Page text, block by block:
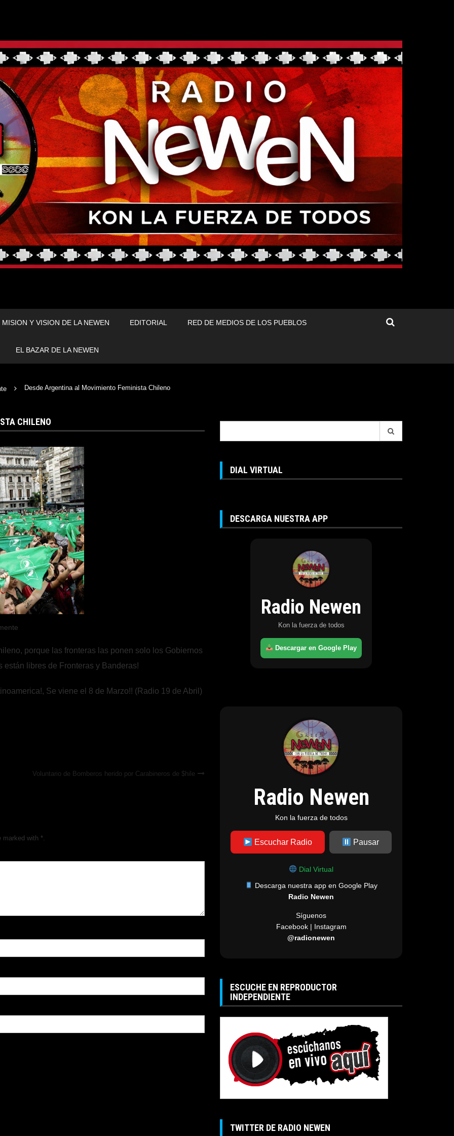
MISION Y VISION DE LA NEWEN EDITORIAL RED DE MEDIOS DE LOS PUEBLOS
EL BAZAR DE LA NEWEN
Desde Argentina al Movimiento Feminista Chileno
CHILENO
porque las fronteras las ponen solo los Gobiernos
libres de Fronteras y Banderas!
Se viene el 8 de Marzo!! (Radio 19 de Abril)
Voluntario de Bomberos herido por Carabineros de $hile
marked with *.
DIAL VIRTUAL
DESCARGA NUESTRA APP
Radio Newen
Kon la fuerza de todos
Descargar en Google Play
Radio Newen
Kon la fuerza de todos
Escuchar Radio Pausar
Dial Virtual
Descarga nuestra app en Google Play
Radio Newen
Síguenos
Facebook | Instagram
@radionewen
ESCUCHE EN REPRODUCTOR
INDEPENDIENTE
TWITTER DE RADIO NEWEN